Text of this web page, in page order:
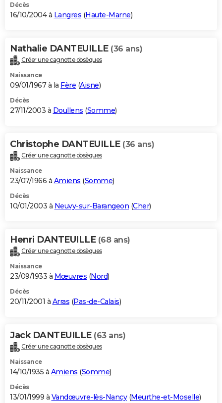
Décès
16/10/2004 à Langres (Haute-Marne)
Nathalie DANTEUILLE (36 ans)
Créer une cagnotte obsèques
Naissance
09/01/1967 à la Fère (Aisne)
Décès
27/11/2003 à Doullens (Somme)
Christophe DANTEUILLE (36 ans)
Créer une cagnotte obsèques
Naissance
23/07/1966 à Amiens (Somme)
Décès
10/01/2003 à Neuvy-sur-Barangeon (Cher)
Henri DANTEUILLE (68 ans)
Créer une cagnotte obsèques
Naissance
23/09/1933 à Mœuvres (Nord)
Décès
20/11/2001 à Arras (Pas-de-Calais)
Jack DANTEUILLE (63 ans)
Créer une cagnotte obsèques
Naissance
14/10/1935 à Amiens (Somme)
Décès
13/01/1999 à Vandœuvre-lès-Nancy(Meurthe-et-Moselle)